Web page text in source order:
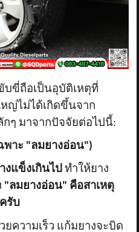
ขี่ถือเป็นอุบัติเหตุที่
ญ่ไม่ได้เกิดขึ้นจาก
ๆ มาจากปัจจัยต่อไปนี้:
พาะ "ลมยางอ่อน")
งแข็งเกินไป ทำให้ยาง
"ลมยางอ่อน" คือสาเหตุ
รับ
ยความเร็ว แก้มยางจะบิด